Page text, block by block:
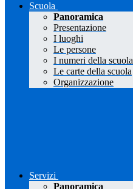
Scuola
Panoramica
Presentazione
I luoghi
Le persone
I numeri della scuola
Le carte della scuola
Organizzazione
Servizi
Panoramica